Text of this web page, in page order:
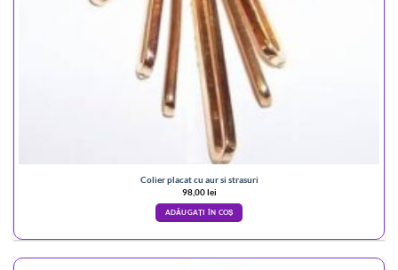
Colier placat cu aur si strasuri
98,00lei
ADĂUGAȚI ÎN COȘ